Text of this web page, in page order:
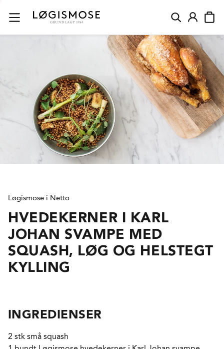
Løgismose i Netto
HVEDEKERNER I KARL
JOHAN SVAMPE MED
SQUASH, LØG OG HELSTEGT
KYLLING
INGREDIENSER
2 stk små squash